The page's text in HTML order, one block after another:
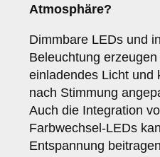
Atmosphäre?
Dimmbare LEDs und
Beleuchtung
einladendes Licht und
nach Stimmung
Auch die Integration
Farbwechsel-LEDs
Entspannung